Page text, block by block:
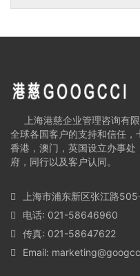
上海港慈企业管理咨询有
全球各国客户的支持和信任，
香港，澳门，英国设立办事
府，同行以及客户认同。
上海市浦东新区张江路
电话: 021-58646960
传真: 021-58647622
Email: